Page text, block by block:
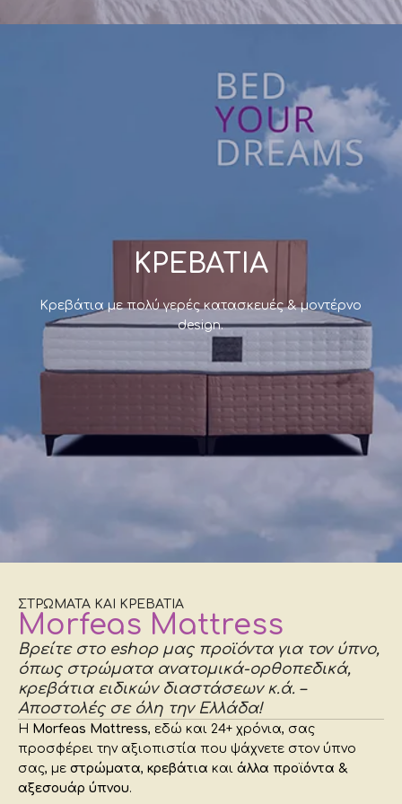
MORFEAS MATTRESS
τώρα φροντίζουμε για την ποιότητα
του ύπνου σας…
Δείτε τα online
ΚΡΕΒΑΤΙΑ
Κρεβάτια με πολύ γερές κατασκευές & μοντέρνο
design.
ΣΤΡΩΜΑΤΑ ΚΑΙ ΚΡΕΒΑΤΙΑ
Morfeas Mattress
Βρείτε στο eshop μας προϊόντα για τον ύπνο,
όπως στρώματα ανατομικά-ορθοπεδικά,
κρεβάτια ειδικών διαστάσεων κ.ά. –
Αποστολές σε όλη την Ελλάδα!
Η Morfeas Mattress, εδώ και 24+ χρόνια, σας
προσφέρει την αξιοπιστία που ψάχνετε στον ύπνο
σας, με στρώματα, κρεβάτια και άλλα προϊόντα &
αξεσουάρ ύπνου.